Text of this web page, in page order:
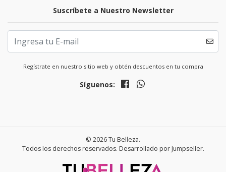
Suscríbete a Nuestro Newsletter
Regístrate en nuestro sitio web y obtén descuentos en tu compra
Síguenos:
© 2026 Tu Belleza.
Todos los derechos reservados. Desarrollado por Jumpseller.